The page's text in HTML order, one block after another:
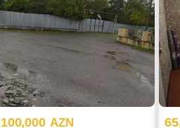
100,000 AZN